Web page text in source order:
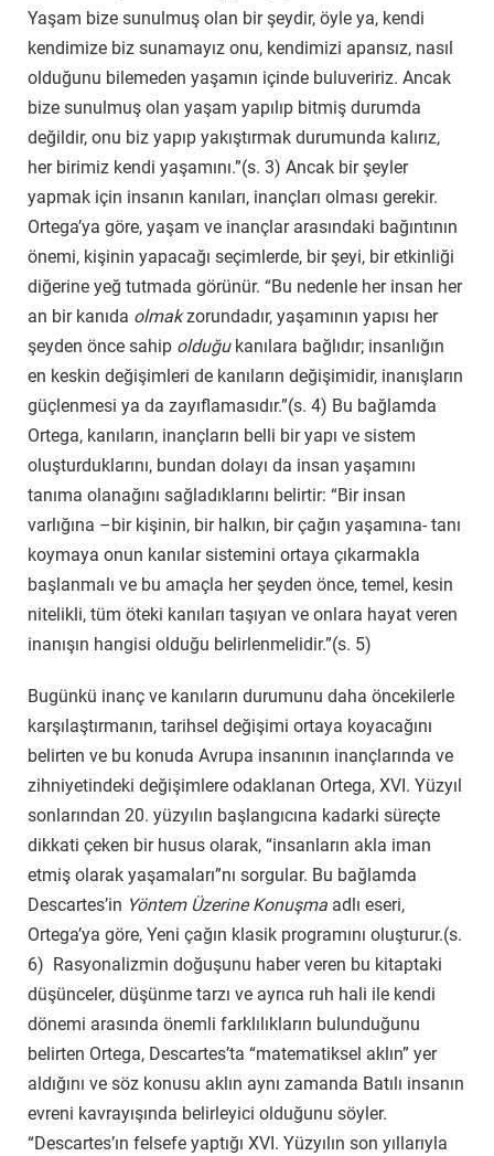
Yaşam bize sunulmuş olan bir şeydir, öyle ya, kendi
kendimize biz sunamayız onu, kendimizi apansız, nasıl
olduğunu bilemeden yaşamın içinde buluveririz. Ancak
bize sunulmuş olan yaşam yapılıp bitmiş durumda
değildir, onu biz yapıp yakıştırmak durumunda kalırız,
her birimiz kendi yaşamını.”(s. 3) Ancak bir şeyler
yapmak için insanın kanıları, inançları olması gerekir.
Ortega’ya göre, yaşam ve inançlar arasındaki bağıntının
önemi, kişinin yapacağı seçimlerde, bir şeyi, bir etkinliği
diğerine yeğ tutmada görünür. “Bu nedenle her insan her
an bir kanıda olmakzorundadır, yaşamının yapısı her
şeyden önce sahip olduğu kanılara bağlıdır; insanlığın
en keskin değişimleri de kanıların değişimidir, inanışların
güçlenmesi ya da zayıflamasıdır.”(s. 4) Bu bağlamda
Ortega, kanıların, inançların belli bir yapı ve sistem
oluşturduklarını, bundan dolayı da insan yaşamını
tanıma olanağını sağladıklarını belirtir: “Bir insan
varlığına –bir kişinin, bir halkın, bir çağın yaşamına- tanı
koymaya onun kanılar sistemini ortaya çıkarmakla
başlanmalı ve bu amaçla her şeyden önce, temel, kesin
nitelikli, tüm öteki kanıları taşıyan ve onlara hayat veren
inanışın hangisi olduğu belirlenmelidir.”(s. 5)
Bugünkü inanç ve kanıların durumunu daha öncekilerle
karşılaştırmanın, tarihsel değişimi ortaya koyacağını
belirten ve bu konuda Avrupa insanının inançlarında ve
zihniyetindeki değişimlere odaklanan Ortega, XVI. Yüzyıl
sonlarından 20. yüzyılın başlangıcına kadarki süreçte
dikkati çeken bir husus olarak, “insanların akla iman
etmiş olarak yaşamaları”nı sorgular. Bu bağlamda
Descartes’in Yöntem Üzerine Konuşma adlı eseri,
Ortega’ya göre, Yeni çağın klasik programını oluşturur.(s.
6) Rasyonalizmin doğuşunu haber veren bu kitaptaki
düşünceler, düşünme tarzı ve ayrıca ruh hali ile kendi
dönemi arasında önemli farklılıkların bulunduğunu
belirten Ortega, Descartes’ta “matematiksel aklın” yer
aldığını ve söz konusu aklın aynı zamanda Batılı insanın
evreni kavrayışında belirleyici olduğunu söyler.
“Descartes’ın felsefe yaptığı XVI. Yüzyılın son yıllarıyla